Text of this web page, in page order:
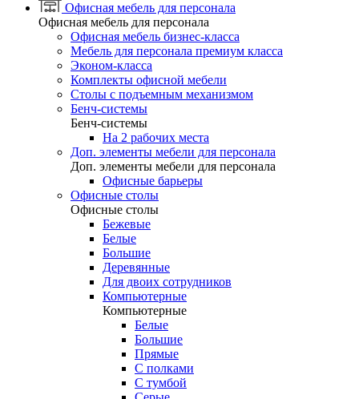
Офисная мебель для персонала
Офисная мебель для персонала
Офисная мебель бизнес-класса
Мебель для персонала премиум класса
Эконом-класса
Комплекты офисной мебели
Столы с подъемным механизмом
Бенч-системы
Бенч-системы
На 2 рабочих места
Доп. элементы мебели для персонала
Доп. элементы мебели для персонала
Офисные барьеры
Офисные столы
Офисные столы
Бежевые
Белые
Большие
Деревянные
Для двоих сотрудников
Компьютерные
Компьютерные
Белые
Большие
Прямые
С полками
С тумбой